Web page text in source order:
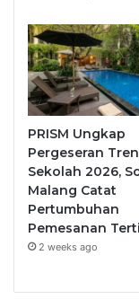
PRISM Ungkap
Pergeseran
Sekolah 2026,
Malang Catat
Pertumbuhan
Pemesanan
2 weeks ago